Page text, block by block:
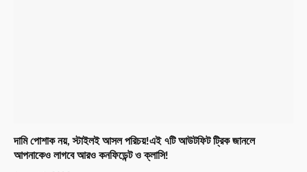
দামি পোশাক নয়, স্টাইলই আসল পরিচয়!এই ৭টি আউটফিট ট্রিক জানলে
আপনাকেও লাগবে আরও কনফিডেন্ট ও ক্লাসি!